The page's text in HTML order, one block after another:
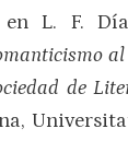
en L. F.
de